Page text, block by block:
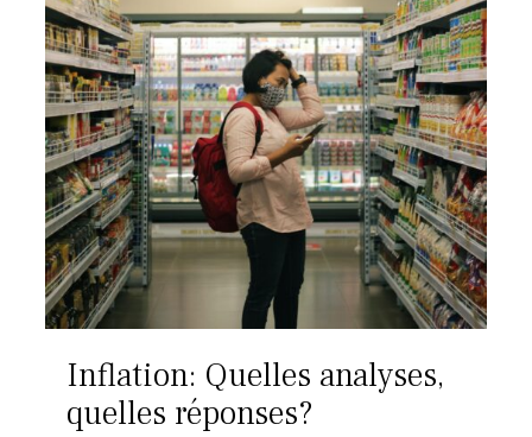
Inflation: Quelles analyses,
quelles réponses?